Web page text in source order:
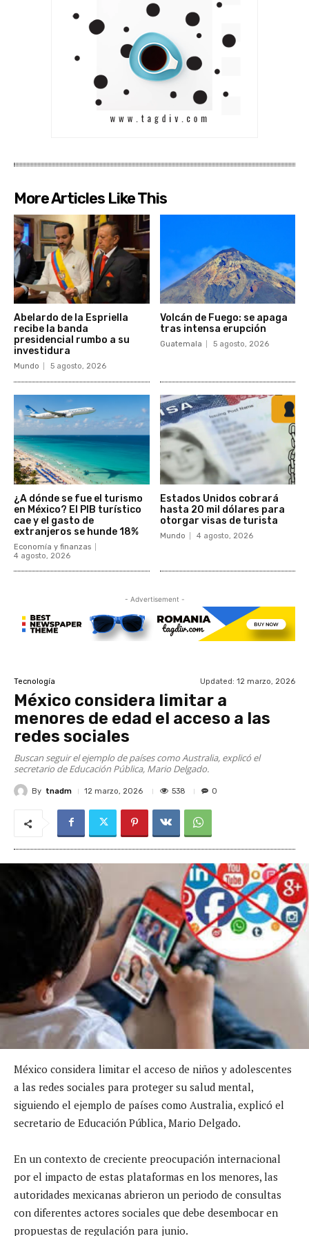
More Articles Like This
Abelardo de la Espriella
recibe la banda
presidencial rumbo a su
investidura
Mundo 5 agosto, 2026
Volcán de Fuego: se apaga
tras intensa erupción
Guatemala 5 agosto, 2026
¿A dónde se fue el turismo
en México? El PIB turístico
cae y el gasto de
extranjeros se hunde 18%
Economía y finanzas
4 agosto, 2026
Estados Unidos cobrará
hasta 20 mil dólares para
otorgar visas de turista
Mundo 4 agosto, 2026
- Advertisement -